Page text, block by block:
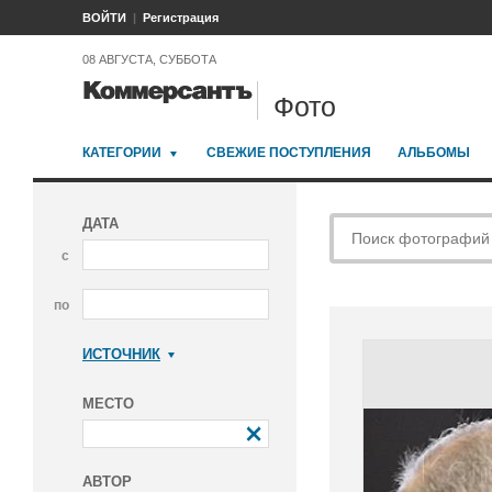
ВОЙТИ Регистрация
08 АВГУСТА, СУББОТА
Фото
КАТЕГОРИИ СВЕЖИЕ ПОСТУПЛЕНИЯ АЛЬБОМЫ
ДАТА
с
по
ИСТОЧНИК
МЕСТО
АВТОР